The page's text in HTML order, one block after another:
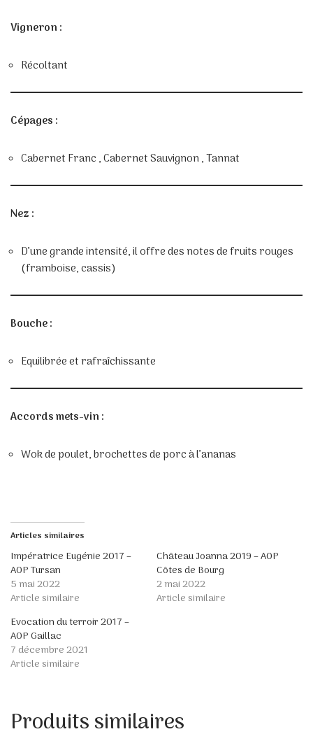
Vigneron :
Récoltant
Cépages :
Cabernet Franc , Cabernet Sauvignon , Tannat
Nez :
D’une grande intensité, il offre des notes de fruits rouges
(framboise, cassis)
Bouche :
Equilibrée et rafraîchissante
Accords mets-vin :
Wok de poulet, brochettes de porc à l’ananas
Articles similaires
Impératrice Eugénie 2017 –
AOP Tursan
5 mai 2022
Article similaire
Château Joanna 2019 – AOP
Côtes de Bourg
2 mai 2022
Article similaire
Evocation du terroir 2017 –
AOP Gaillac
7 décembre 2021
Article similaire
Produits similaires